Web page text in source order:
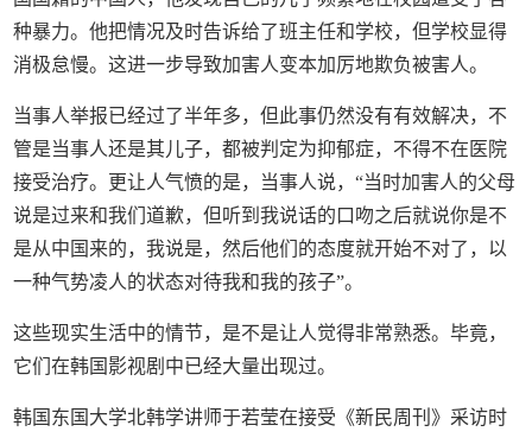
种暴力。他把情况及时告诉给了班主任和学校，但学校显得
消极怠慢。这进一步导致加害人变本加厉地欺负被害人。
当事人举报已经过了半年多，但此事仍然没有有效解决，不
管是当事人还是其儿子，都被判定为抑郁症，不得不在医院
接受治疗。更让人气愤的是，当事人说，“当时加害人的父母
说是过来和我们道歉，但听到我说话的口吻之后就说你是不
是从中国来的，我说是，然后他们的态度就开始不对了，以
一种气势凌人的状态对待我和我的孩子”。
这些现实生活中的情节，是不是让人觉得非常熟悉。毕竟，
它们在韩国影视剧中已经大量出现过。
韩国东国大学北韩学讲师于若莹在接受《新民周刊》采访时